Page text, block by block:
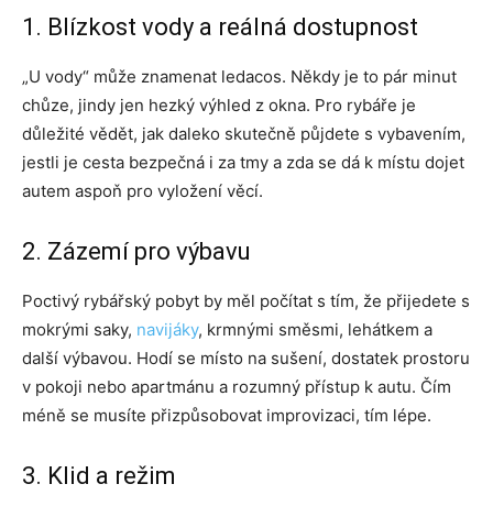
1. Blízkost vody a reálná dostupnost
„U vody“ může znamenat ledacos. Někdy je to pár minut
chůze, jindy jen hezký výhled z okna. Pro rybáře je
důležité vědět, jak daleko skutečně půjdete s vybavením,
jestli je cesta bezpečná i za tmy a zda se dá k místu dojet
autem aspoň pro vyložení věcí.
2. Zázemí pro výbavu
Poctivý rybářský pobyt by měl počítat s tím, že přijedete s
mokrými saky, navijáky, krmnými směsmi, lehátkem a
další výbavou. Hodí se místo na sušení, dostatek prostoru
v pokoji nebo apartmánu a rozumný přístup k autu. Čím
méně se musíte přizpůsobovat improvizaci, tím lépe.
3. Klid a režim